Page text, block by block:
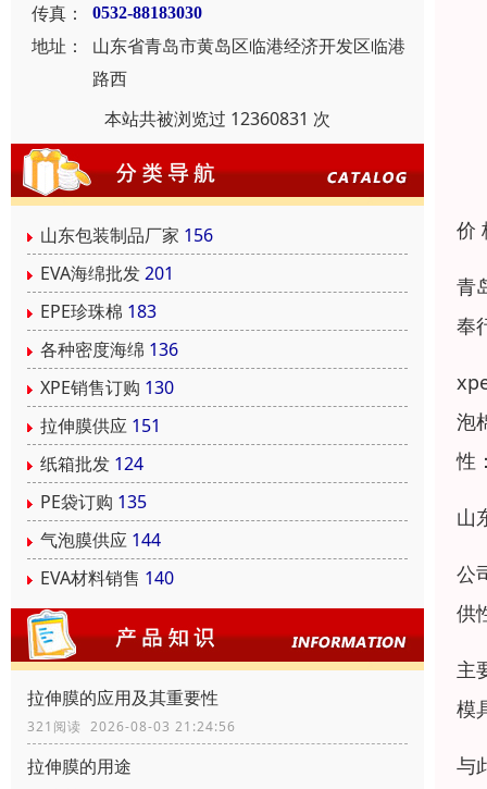
传真： 0532-88183030
地址：
山东省青岛市黄岛区临港经济开发区临港
路西
本站共被浏览过 12360831 次
山东包装制品厂家 156
EVA海绵批发201
EPE珍珠棉 183
各种密度海绵 136
XPE销售订购 130
拉伸膜供应 151
纸箱批发 124
PE袋订购 135
气泡膜供应 144
EVA材料销售 140
拉伸膜的应用及其重要性
321阅读 2026-08-03 21:24:56
拉伸膜的用途
价
青
奉
泡
性
山
公
供
主
模
与